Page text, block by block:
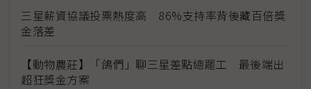
三星薪資協議投票熱度高 86%支持率背後藏百倍獎
金落差
【動物農莊】「鴿們」聊三星差點總罷工 最後端出
超狂獎金方案